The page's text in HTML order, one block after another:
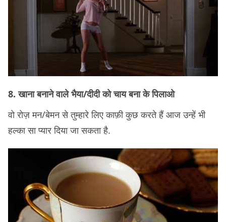
8. खाना बनाने वाले भैया/दीदी को चाय बना के पिलाओ
वो रोज़ मन/बेमन से तुम्हारे लिए काफ़ी कुछ करते हैं आज उन्हें भी
हल्का सा प्यार दिया जा सकता है.